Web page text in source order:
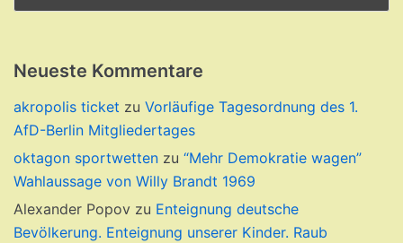
Neueste Kommentare
akropolis ticket zu Vorläufige Tagesordnung des 1.
AfD-Berlin Mitgliedertages
oktagon sportwetten zu “Mehr Demokratie wagen”
Wahlaussage von Willy Brandt 1969
Alexander Popov zu Enteignung deutsche
Bevölkerung. Enteignung unserer Kinder. Raub